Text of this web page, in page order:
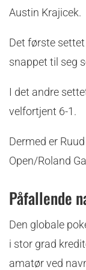
Austin Krajicek.
Det første
snappet til seg
I det andre
velfortjent 6-1.
Dermed er
Open/Roland
Påfallende
Den globale
i stor grad
amatør ved